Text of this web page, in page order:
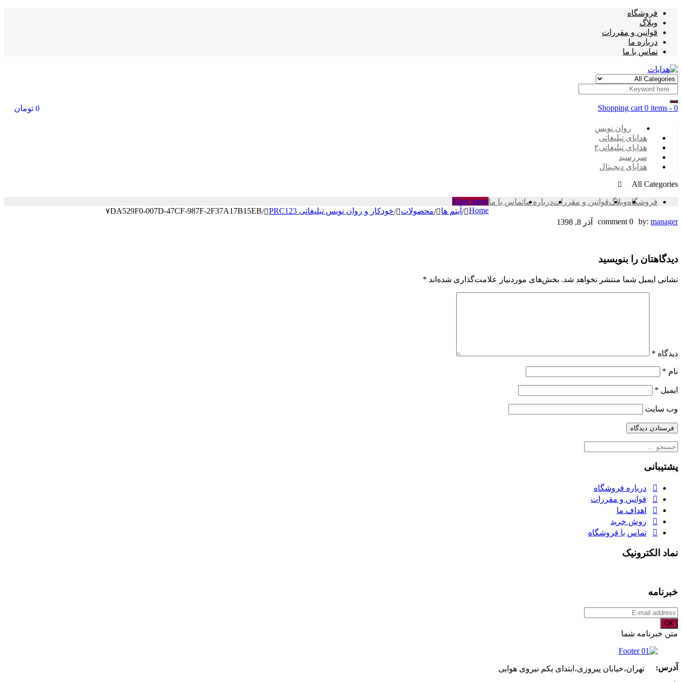
فروشگاه
وبلاگ
قوانین و مقررات
درباره ما
تماس با ما
Shopping cart 0 items -
0 تومان 0
Categories
روان نویس
هدایای تبلیغاتی
هدایای تبلیغاتی۲
سررسید
هدایای دیجیتال
All Categories
فروشگاهوبلاگقوانین و مقرراتدرباره ماتماس با ماMain menu
Home
/ آیتم ها /محصولات /خودکار و روان نویس تبلیغاتی PRC123 /۷DA529F0-007D-47CF-987F-2F37A17B15EB
۷DA529F0-
47CF-
987F-
by: manager
0 comment آذر 8, 1398
دیدگاهتان را بنویسید
نشانی ایمیل شما منتشر نخواهد شد. بخش‌های موردنیاز علامت‌گذاری شده‌اند *
دیدگاه *
نام *
ایمیل *
وب‌ سایت
جستجو
پشتیبانی
درباره فروشگاه
قوانین و مقررات
اهداف ما
روش خرید
تماس با فروشگاه
نماد الکترونیک
خبرنامه
OK
متن خبرنامه شما
آدرس:
تهران،خیابان پیروزی،ابتدای یکم نیروی هوایی